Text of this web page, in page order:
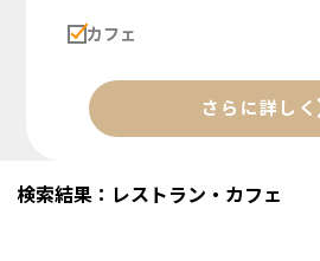
カフェ
さらに詳しく
検索結果：レストラン・カフェ